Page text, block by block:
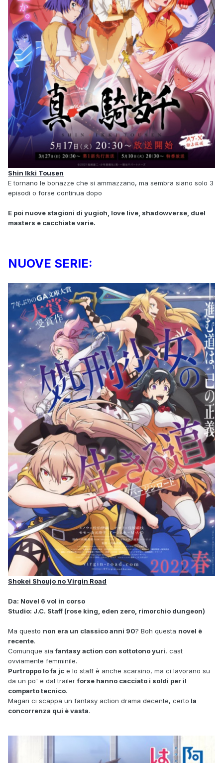
Shin Ikki Tousen
E tornano le bonazze che si ammazzano, ma sembra siano solo 3
episodi o forse continua dopo
E poi nuove stagioni di yugioh, love live, shadowverse, duel
masters e cacchiate varie.
NUOVE SERIE:
Shokei Shoujo no Virgin Road
Da: Novel 6 vol in corso
Studio: J.C. Staff (rose king, eden zero, rimorchio dungeon)
Ma questo non era un classico anni 90? Boh questa novel è
recente.
Comunque siafantasy action con sottotono yuri, cast
ovviamente femminile.
Purtroppo lo fa jc e lo staff è anche scarsino, ma ci lavorano su
da un po' e dal trailerforse hanno cacciato i soldi per il
comparto tecnico.
Magari ci scappa un fantasy action drama decente, certo la
concorrenza qui è vasta.